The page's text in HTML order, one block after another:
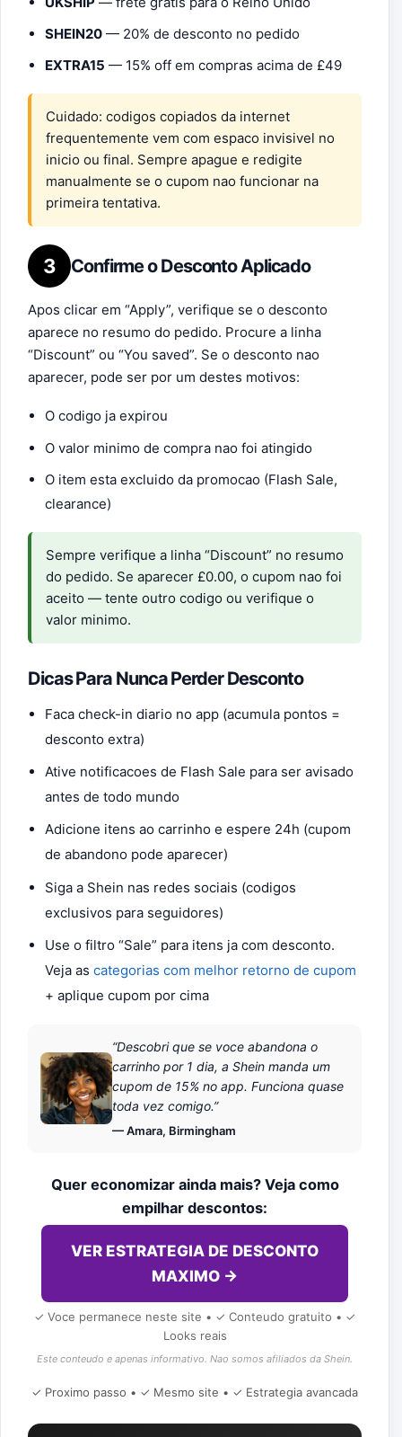
SHEIN20— 20% de desconto no pedido
EXTRA15 — 15% off em compras acima de £49
Cuidado: codigos copiados da internet
frequentemente vem com espaco invisivel no
inicio ou final. Sempre apague e redigite
manualmente se o cupom nao funcionar na
primeira tentativa.
3 Confirme o Desconto Aplicado
Apos clicar em “Apply”, verifique se o desconto
aparece no resumo do pedido. Procure a linha
“Discount” ou “You saved”. Se o desconto nao
aparecer, pode ser por um destes motivos:
O codigo ja expirou
O valor minimo de compra nao foi atingido
O item esta excluido da promocao (Flash Sale,
clearance)
Sempre verifique a linha “Discount” no resumo
do pedido. Se aparecer £0.00, o cupom nao foi
aceito — tente outro codigo ou verifique o
valor minimo.
Dicas Para Nunca Perder Desconto
Faca check-in diario no app (acumula pontos =
desconto extra)
Ative notificacoes de Flash Sale para ser avisado
antes de todo mundo
Adicione itens ao carrinho e espere 24h (cupom
de abandono pode aparecer)
Siga a Shein nas redes sociais (codigos
exclusivos para seguidores)
Use o filtro “Sale” para itens ja com desconto.
Veja as categorias com melhor retorno de cupom
+ aplique cupom por cima
“Descobri que se voce abandona o
carrinho por 1 dia, a Shein manda um
cupom de 15% no app. Funciona quase
toda vez comigo.”
— Amara, Birmingham
Quer economizar ainda mais? Veja como
empilhar descontos:
VER ESTRATEGIA DE DESCONTO
MAXIMO →
✓ Voce permanece neste site • ✓ Conteudo gratuito • ✓
Looks reais
Este conteudo e apenas informativo. Nao somos afiliados da Shein.
✓ Proximo passo • ✓ Mesmo site • ✓ Estrategia avancada